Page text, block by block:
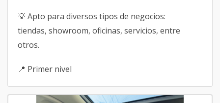
💡 Apto para diversos tipos de negocios:
tiendas, showroom, oficinas, servicios, entre
otros.
📍 Primer nivel